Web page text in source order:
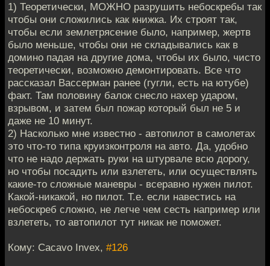
1) Теоретически, МОЖНО разрушить небоскребы так
чтобы они сложились как книжка. Их строят так,
чтобы если землетрясение было, например, жертв
было меньше, чтобы они не складывались как в
домино падая на другие дома, чтобы их было, чисто
теоретически, возможно демонтировать. Все что
рассказал Вассерман ранее (гугли, есть на ютубе)
факт. Там половину балок снесло нахер ударом,
взрывом, и затем был пожар который был не 5 и
даже не 10 минут.
2) Насколько мне известно - автопилот в самолетах
это что-то типа круизконтроля на авто. Да, удобно
что не надо держать руки на штурвале всю дорогу,
но чтобы посадить или взлететь, или осуществлять
какие-то сложные маневры - всеравно нужен пилот.
Какой-никакой, но пилот. Т.е. если навестись на
небоскреб сложно, не легче чем сесть например или
взлететь, то автопилот тут никак не поможет.
Кому: Cacavo Invex, #126